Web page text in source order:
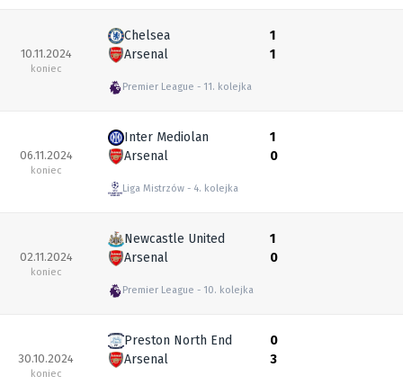
10.11.2024
koniec
Chelsea
Arsenal
Premier League 11. kolejka
1
1
06.11.2024
koniec
Inter Mediolan
Arsenal
Liga Mistrzów 4. kolejka
1
0
02.11.2024
koniec
Newcastle United
Arsenal
Premier League 10. kolejka
1
0
30.10.2024
koniec
Preston North End
Arsenal
0
3